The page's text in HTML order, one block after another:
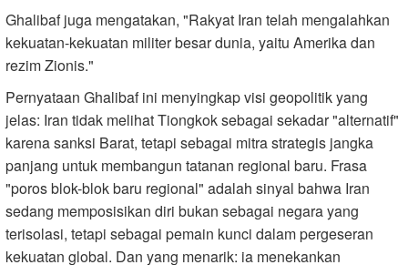
Ghalibaf juga mengatakan, "Rakyat Iran telah mengalahkan
kekuatan-kekuatan militer besar dunia, yaitu Amerika dan
rezim Zionis."
Pernyataan Ghalibaf ini menyingkap visi geopolitik yang
jelas: Iran tidak melihat Tiongkok sebagai sekadar "alternatif"
karena sanksi Barat, tetapi sebagai mitra strategis jangka
panjang untuk membangun tatanan regional baru. Frasa
"poros blok-blok baru regional" adalah sinyal bahwa Iran
sedang memposisikan diri bukan sebagai negara yang
terisolasi, tetapi sebagai pemain kunci dalam pergeseran
kekuatan global. Dan yang menarik: ia menekankan